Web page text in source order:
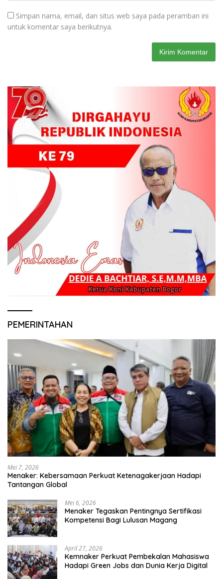
Simpan nama, email, dan situs web saya pada peramban ini
untuk komentar saya berikutnya.
PEMERINTAHAN
Mei 7, 2026
Menaker: Kebersamaan Perkuat Ketenagakerjaan Hadapi
Tantangan Global
Mei 6, 2026
Menaker Tegaskan Pentingnya Sertifikasi
Kompetensi Bagi Lulusan Magang
April 27, 2026
Kemnaker Perkuat Pembekalan Mahasiswa
Hadapi Green Jobs dan Dunia Kerja Digital